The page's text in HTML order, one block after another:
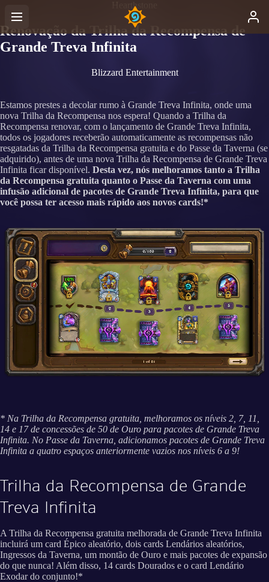
Hearthstone
Renovação da Trilha da Recompensa de
Grande Treva Infinita
Blizzard Entertainment
Estamos prestes a decolar rumo à Grande Treva Infinita, onde uma
nova Trilha da Recompensa nos espera! Quando a Trilha da
Recompensa renovar, com o lançamento de Grande Treva Infinita,
todos os jogadores receberão automaticamente as recompensas não
resgatadas da Trilha da Recompensa gratuita e do Passe da Taverna (se
adquirido), antes de uma nova Trilha da Recompensa de Grande Treva
Infinita ficar disponível. Desta vez, nós melhoramos tanto a Trilha
da Recompensa gratuita quanto o Passe da Taverna com uma
infusão adicional de pacotes de Grande Treva Infinita, para que
você possa ter acesso mais rápido aos novos cards!*
* Na Trilha da Recompensa gratuita, melhoramos os níveis 2, 7, 11,
14 e 17 de concessões de 50 de Ouro para pacotes de Grande Treva
Infinita. No Passe da Taverna, adicionamos pacotes de Grande Treva
Infinita a quatro espaços anteriormente vazios nos níveis 6 a 9!
Trilha da Recompensa de Grande
Treva Infinita
A Trilha da Recompensa gratuita melhorada de Grande Treva Infinita
incluirá um card Épico aleatório, dois cards Lendários aleatórios,
Ingressos da Taverna, um montão de Ouro e mais pacotes de expansão
do que nunca! Além disso, 14 cards Dourados e o card Lendário
Exodar do conjunto!*